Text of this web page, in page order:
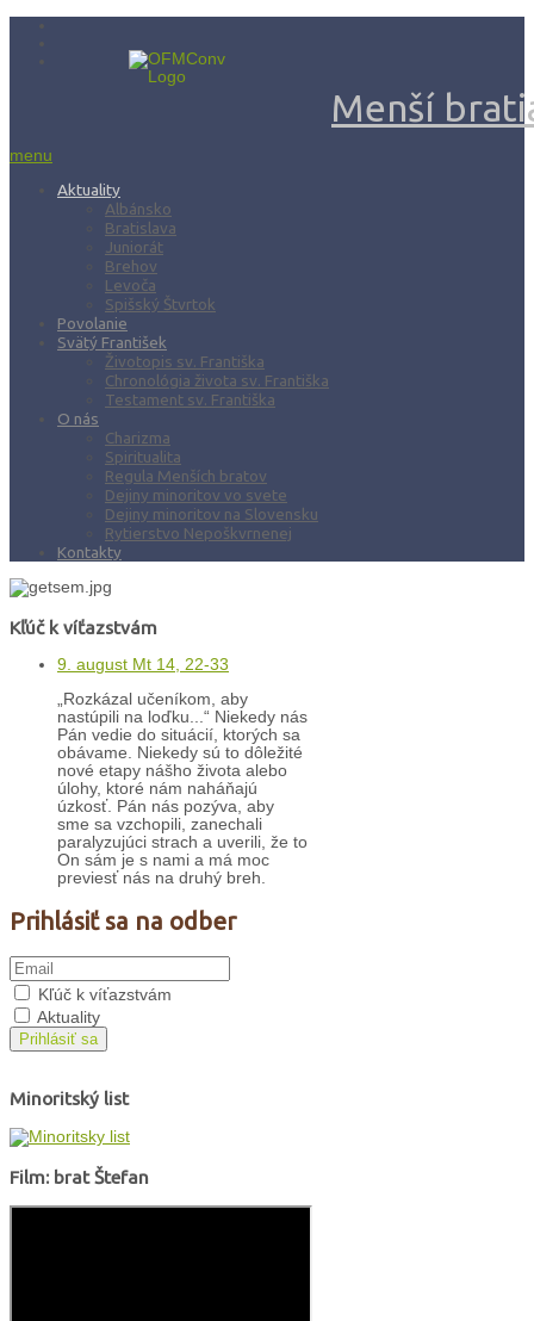
Menší
menu
Aktuality
Albánsko
Bratislava
Juniorát
Brehov
Levoča
Spišský Štvrtok
Povolanie
Svätý František
Životopis sv. Františka
Chronológia života sv. Františka
Testament sv. Františka
O nás
Charizma
Spiritualita
Regula Menších bratov
Dejiny minoritov vo svete
Dejiny minoritov na Slovensku
Rytierstvo Nepoškvrnenej
Kontakty
Kľúč k víťazstvám
9. august Mt 14, 22-33
„Rozkázal učeníkom, aby
nastúpili na loďku...“ Niekedy nás
Pán vedie do situácií, ktorých sa
obávame. Niekedy sú to dôležité
nové etapy nášho života alebo
úlohy, ktoré nám naháňajú
úzkosť. Pán nás pozýva, aby
sme sa vzchopili, zanechali
paralyzujúci strach a uverili, že to
On sám je s nami a má moc
previesť nás na druhý breh.
Prihlásiť sa na odber
Kľúč k víťazstvám
Aktuality
Prihlásiť sa
Minoritský list
Film: brat Štefan